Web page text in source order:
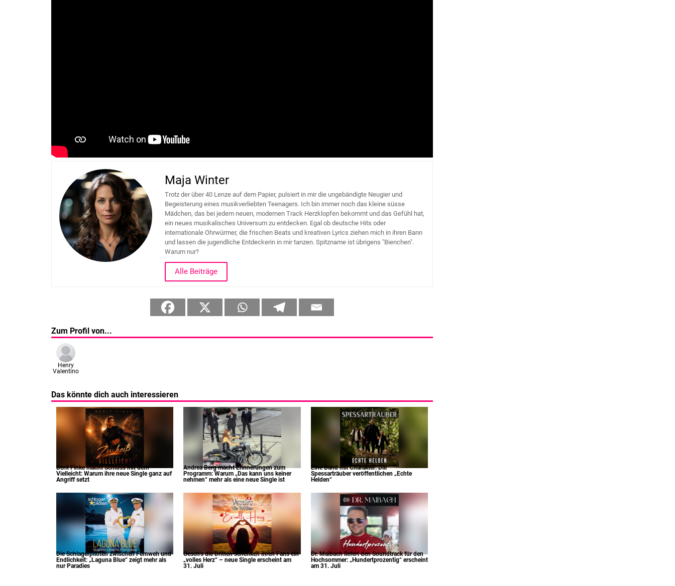
Maja Winter
Trotz der über 40 Lenze auf dem Papier, pulsiert in mir die ungebändigte Neugier und
Begeisterung eines musikverliebten Teenagers. Ich bin immer noch das kleine süsse
Mädchen, das bei jedem neuen, modernen Track Herzklopfen bekommt und das Gefühl hat,
ein neues musikalisches Universum zu entdecken. Egal ob deutsche Hits oder
internationale Ohrwürmer, die frischen Beats und kreativen Lyrics ziehen mich in ihren Bann
und lassen die jugendliche Entdeckerin in mir tanzen. Spitzname ist übrigens "Bienchen".
Warum nur?
Alle Beiträge
Zum Profil von...
Henry
Valentino
Das könnte dich auch interessieren
Berit Finke macht Schluss mit dem
Vielleicht: Warum ihre neue Single ganz auf
Angriff setzt
Andrea Berg macht Erinnerungen zum
Programm: Warum „Das kann uns keiner
nehmen“ mehr als eine neue Single ist
Eine Band mit Charakter: Die
Spessarträuber veröffentlichen „Echte
Helden“
Die Schlagerpiloten zwischen Fernweh und
Endlichkeit: „Laguna Blue“ zeigt mehr als
nur Paradies
Oesch’s die Dritten schenken ihren Fans ein
„volles Herz“ – neue Single erscheint am
31. Juli
Dr. Maibach liefert den Soundtrack für den
Hochsommer: „Hundertprozentig“ erscheint
am 31. Juli